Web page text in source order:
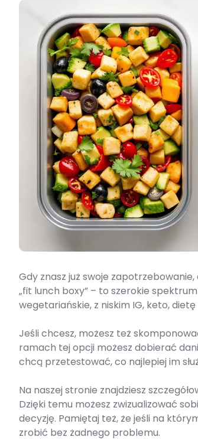
Gdy znasz już swoje
„fit lunch boxy” – to szerokie
wegetariańskie, z niskim IG, keto,
Jeśli chcesz, możesz też
ramach tej opcji możesz dobierać
chcą przetestować, co najlepiej im
Na naszej stronie znajdziesz
Dzięki temu możesz zwizualizować
decyzję. Pamiętaj też, że jeśli na
zrobić bez żadnego problemu.